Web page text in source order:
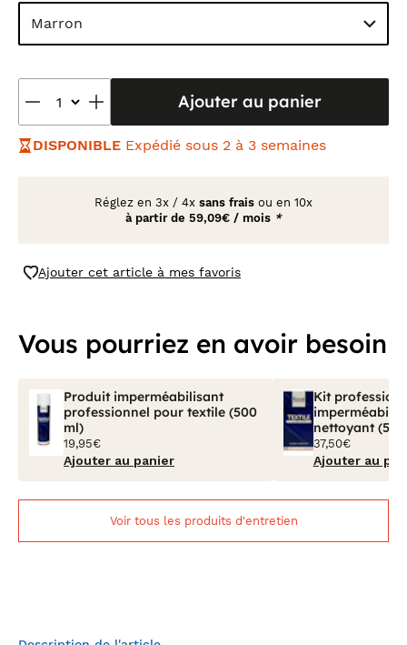
Marron
Ajouter au panier
DISPONIBLE Expédié sous 2 à 3 semaines
Réglez en 3x / 4x sans frais ou en 10x
à partir de 59,09€ / mois *
Ajouter cet article à mes favoris
Vous pourriez en avoir besoin
Produit imperméabilisant
professionnel pour textile (500
ml)
19,95€
Ajouter au panier
Kit
nettoyant
37,50€
Ajouter au
Voir tous les produits d'entretien